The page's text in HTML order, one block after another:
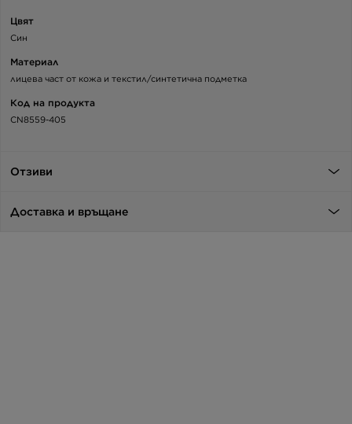
Цвят
Син
Материал
лицева част от кожа и текстил/синтетична подметка
Код на продукта
CN8559-405
Отзиви
Доставка и връщане